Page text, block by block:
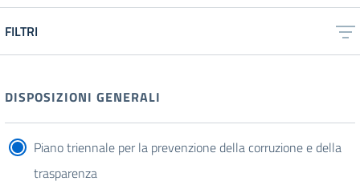
FILTRI
DISPOSIZIONI GENERALI
Piano triennale per la prevenzione della corruzione e della
trasparenza